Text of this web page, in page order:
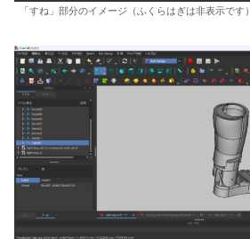
「すね」部分のイメージ（ふくらはぎは非表示です）